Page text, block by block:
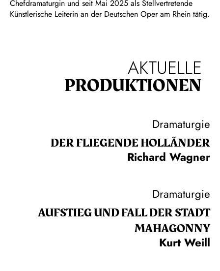
Chefdramaturgin und seit Mai 2025 als Stellvertretende
Künstlerische Leiterin an der Deutschen Oper am Rhein tätig.
AKTUELLE
PRODUKTIONEN
Dramaturgie
DER FLIE­GEN­DE HOL­LÄN­DER
Richard Wagner
Dramaturgie
AUFSTIEG UND FALL DER STADT
MAHAGONNY
Kurt Weill